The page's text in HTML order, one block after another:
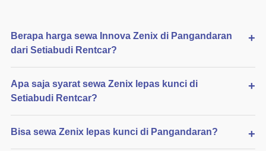
Berapa harga sewa Innova Zenix di Pangandaran
dari Setiabudi Rentcar?
Apa saja syarat sewa Zenix lepas kunci di
Setiabudi Rentcar?
Bisa sewa Zenix lepas kunci di Pangandaran?